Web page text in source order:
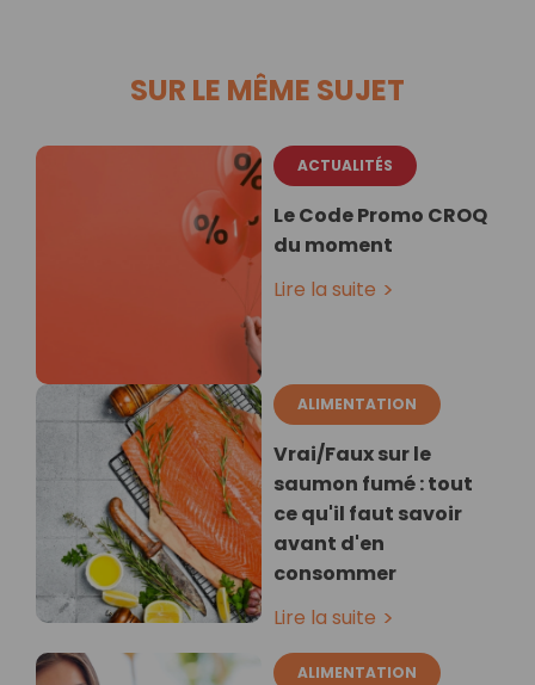
SUR LE MÊME SUJET
ACTUALITÉS
Le Code Promo CROQ
du moment
Lire la suite
ALIMENTATION
Vrai/Faux sur le
saumon fumé : tout
ce qu'il faut savoir
avant d'en
consommer
Lire la suite
ALIMENTATION